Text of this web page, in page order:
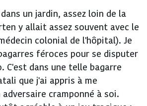
un jardin, assez loin de la
y allait assez souvent avec le
colonial de l'hôpital). Je
féroces pour se disputer
C'est dans une telle bagarre
que j'ai appris à me
cramponné à soi.